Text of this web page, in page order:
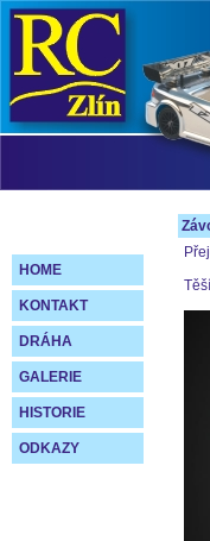
HOME
KONTAKT
DRÁHA
GALERIE
HISTORIE
ODKAZY